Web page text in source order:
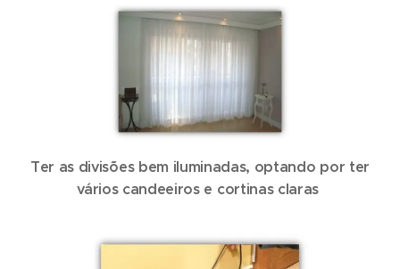
Ter as divisões bem iluminadas, optando por ter
vários candeeiros e cortinas claras